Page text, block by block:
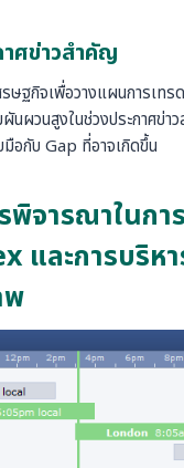
าศข่าวสำคัญ
ษฐกิจเพื่อวางแผนการเทรด
นผวนสูงในช่วงประกาศข่า
อกับ Gap ที่อาจเกิดขึ้น
จารณาในการ
และการบริห
พ